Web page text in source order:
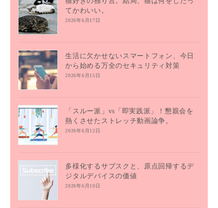
てかわいい。
2026年6月17日
生活に欠かせないスマートフォン、今日
から始める万全のセキュリティ対策
2026年6月15日
「スルー派」vs「即実践派」！懇親会を
熱くさせたストレッチ動画論争。
2026年6月12日
多様化するサブスクと、原点回帰するデ
ジタルデバイスの価値
2026年6月10日